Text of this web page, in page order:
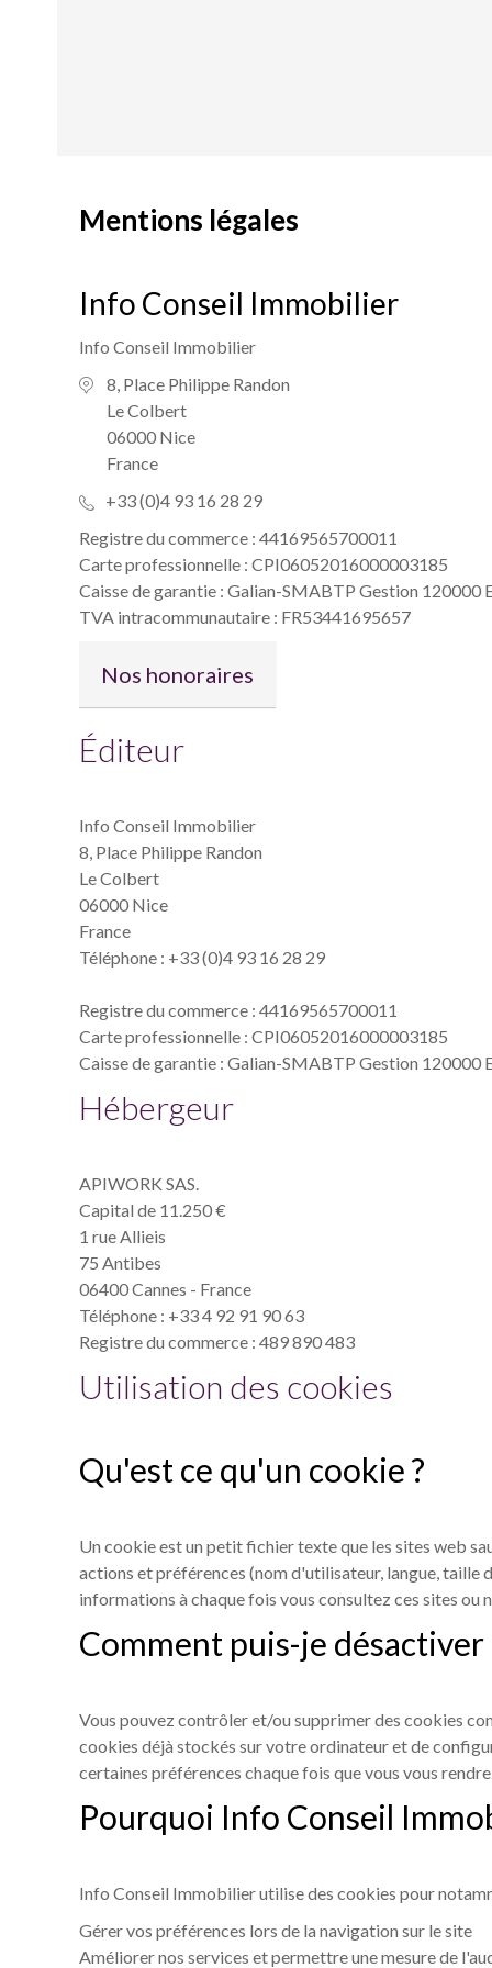
Mentions légales
Info Conseil Immobilier
Info Conseil Immobilier
8, Place Philippe Randon
Le Colbert
06000 Nice
France
+33 (0)4 93 16 28 29
Registre du commerce : 44169565700011
Carte professionnelle : CPI06052016000003185
Caisse de garantie : Galian-SMABTP Gestion 120000
TVA intracommunautaire : FR53441695657
Nos honoraires
Éditeur
Info Conseil Immobilier
8, Place Philippe Randon
Le Colbert
06000 Nice
France
Téléphone : +33 (0)4 93 16 28 29
Registre du commerce : 44169565700011
Carte professionnelle : CPI06052016000003185
Caisse de garantie : Galian-SMABTP Gestion 120000
Hébergeur
APIWORK SAS.
Capital de 11.250 €
1 rue Allieis
75 Antibes
06400 Cannes - France
Téléphone : +33 4 92 91 90 63
Registre du commerce : 489 890 483
Utilisation des cookies
Qu'est ce qu'un cookie ?
Un cookie est un petit fichier texte que les sites web
actions et préférences (nom d'utilisateur, langue, taille
informations à chaque fois vous consultez ces sites ou
Comment puis-je désactiver
Vous pouvez contrôler et/ou supprimer des cookies
cookies déjà stockés sur votre ordinateur et de
certaines préférences chaque fois que vous vous
Pourquoi Info Conseil
Info Conseil Immobilier utilise des cookies pour
Gérer vos préférences lors de la navigation sur le site
Améliorer nos services et permettre une mesure de